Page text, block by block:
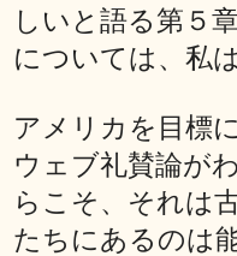
しいと語る第５
については、私
アメリカを目標
ウェブ礼賛論が
らこそ、それは
たちにあるのは